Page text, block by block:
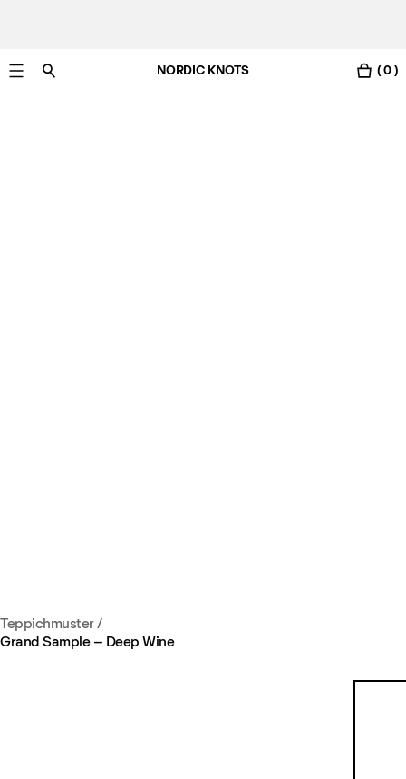
NORDIC KNOTS ( 0 )
Teppichmuster/
Grand Sample – Deep Wine